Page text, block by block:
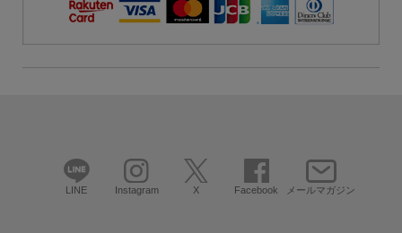
LINE Instagram X Facebook メールマガジン